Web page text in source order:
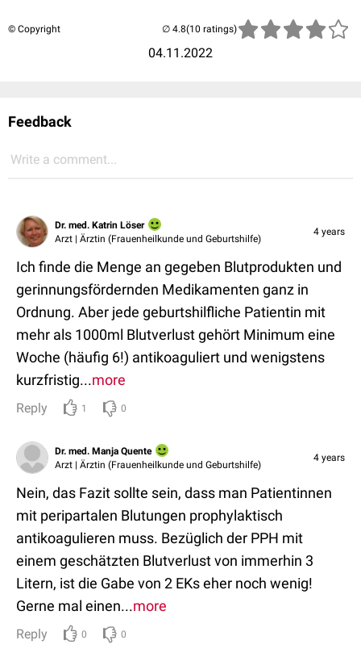
© Copyright
04.11.2022
(10 ratings)
Feedback
Write a comment...
Dr. med. Katrin Löser
Arzt | Ärztin (Frauenheilkunde und Geburtshilfe)
4 years
Ich finde die Menge an gegeben Blutprodukten und
gerinnungsfördernden Medikamenten ganz in
Ordnung. Aber jede geburtshilfliche Patientin mit
mehr als 1000ml Blutverlust gehört Minimum eine
Woche (häufig 6!) antikoaguliert und wenigstens
kurzfristig...more
Reply 1 0
Dr. med. Manja Quente
Arzt | Ärztin (Frauenheilkunde und Geburtshilfe)
4 years
Nein, das Fazit sollte sein, dass man Patientinnen
mit peripartalen Blutungen prophylaktisch
antikoagulieren muss. Bezüglich der PPH mit
einem geschätzten Blutverlust von immerhin 3
Litern, ist die Gabe von 2 EKs eher noch wenig!
Gerne mal einen...more
Reply 0 0